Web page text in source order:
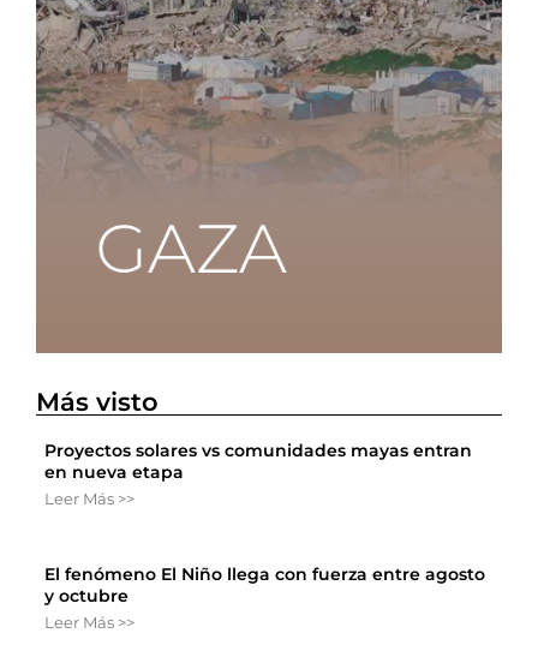
Más visto
Proyectos solares vs comunidades mayas entran
en nueva etapa
Leer Más >>
El fenómeno El Niño llega con fuerza entre agosto
y octubre
Leer Más >>